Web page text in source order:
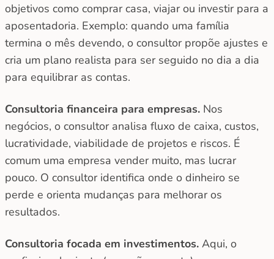
objetivos como comprar casa, viajar ou investir para a
aposentadoria. Exemplo: quando uma família
termina o mês devendo, o consultor propõe ajustes e
cria um plano realista para ser seguido no dia a dia
para equilibrar as contas.
Consultoria financeira para empresas. Nos
negócios, o consultor analisa fluxo de caixa, custos,
lucratividade, viabilidade de projetos e riscos. É
comum uma empresa vender muito, mas lucrar
pouco. O consultor identifica onde o dinheiro se
perde e orienta mudanças para melhorar os
resultados.
Consultoria focada em investimentos. Aqui, o